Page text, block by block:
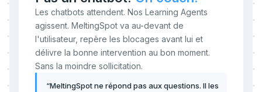
Les chatbots attendent. Nos Learning Agents
agissent. MeltingSpot va au-devant de
l'utilisateur, repère les blocages avant lui et
délivre la bonne intervention au bon moment.
Sans la moindre sollicitation.
“MeltingSpot ne répond pas aux questions. Il les